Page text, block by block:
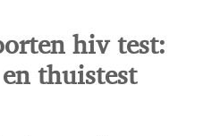
hiv test:
thuistest